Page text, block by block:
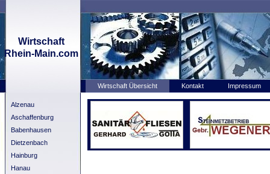
Wirtschaft
Rhein-Main.com
Wirtschaft Übersicht Kontakt Impressum
Alzenau
Aschaffenburg
Babenhausen
Dietzenbach
Hainburg
Hanau